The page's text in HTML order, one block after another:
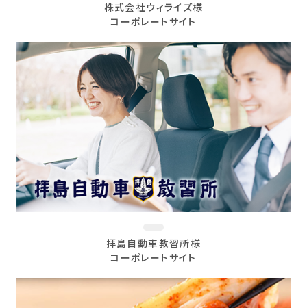
株式会社ウィライズ様
コーポレートサイト
拝島自動車教習所様
コーポレートサイト